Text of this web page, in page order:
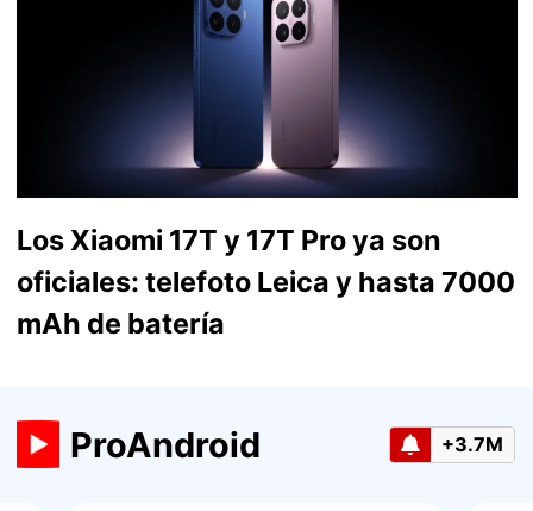
Los Xiaomi 17T y 17T Pro ya son
oficiales: telefoto Leica y hasta 7000
mAh de batería
ProAndroid +3.7M